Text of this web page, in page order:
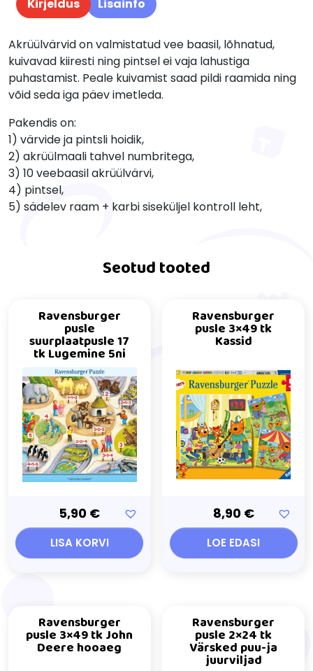
Kirjeldus Lisainfo
Akrüülvärvid on valmistatud vee baasil, lõhnatud,
kuivavad kiiresti ning pintsel ei vaja lahustiga
puhastamist. Peale kuivamist saad pildi raamida ning
võid seda iga päev imetleda.
Pakendis on:
1) värvide ja pintsli hoidik,
2) akrüülmaali tahvel numbritega,
3) 10 veebaasil akrüülvärvi,
4) pintsel,
5) sädelev raam + karbi siseküljel kontroll leht,
Seotud tooted
Ravensburger
pusle
suurplaatpusle 17
tk Lugemine 5ni
5,90 €
LISA KORVI
Ravensburger
pusle 3×49 tk
Kassid
8,90 €
LOE EDASI
Ravensburger
pusle 3×49 tk John
Deere hooaeg
Ravensburger
pusle 2×24 tk
Värsked puu-ja
juurviljad